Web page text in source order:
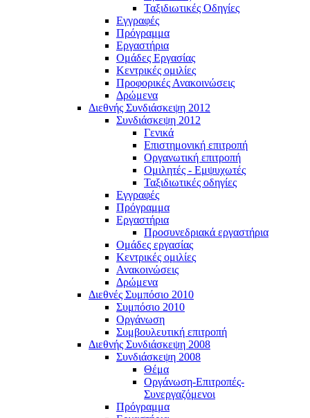
Ταξιδιωτικές Οδηγίες
Εγγραφές
Πρόγραμμα
Εργαστήρια
Ομάδες Εργασίας
Κεντρικές ομιλίες
Προφορικές Ανακοινώσεις
Δρώμενα
Διεθνής Συνδιάσκεψη 2012
Συνδιάσκεψη 2012
Γενικά
Επιστημονική επιτροπή
Οργανωτική επιτροπή
Ομιλητές - Εμψυχωτές
Ταξιδιωτικές οδηγίες
Εγγραφές
Πρόγραμμα
Εργαστήρια
Προσυνεδριακά εργαστήρια
Ομάδες εργασίας
Κεντρικές ομιλίες
Ανακοινώσεις
Δρώμενα
Διεθνές Συμπόσιο 2010
Συμπόσιο 2010
Οργάνωση
Συμβουλευτική επιτροπή
Διεθνής Συνδιάσκεψη 2008
Συνδιάσκεψη 2008
Θέμα
Οργάνωση-Επιτροπές-
Συνεργαζόμενοι
Πρόγραμμα